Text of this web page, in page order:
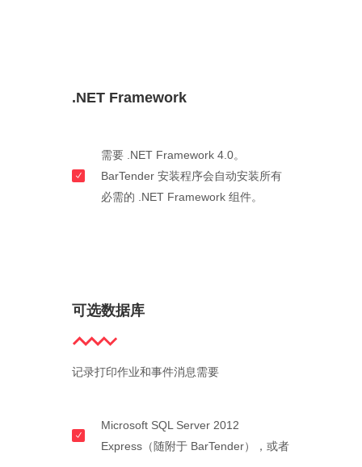
.NET Framework
需要 .NET Framework 4.0。
BarTender 安装程序会自动安装所有
必需的 .NET Framework 组件。
可选数据库
记录打印作业和事件消息需要
Microsoft SQL Server 2012
Express（随附于 BarTender），或者